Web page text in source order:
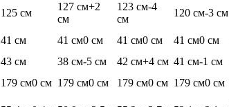
125 см
127 см+2
см
123 см-4
см
120 см-3 см
41 см 41 см0 см 41 см0 см 41 см0 см
43 см 38 см-5 см 42 см+4 см 41 см-1 см
179 см0 см 179 см0 см 179 см0 см 179 см0 см